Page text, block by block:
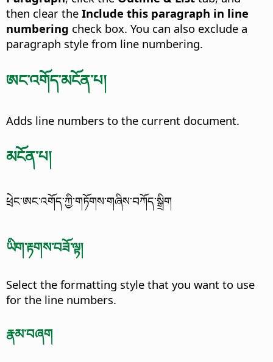
then clear the Include this paragraph in line
numbering check box. You can also exclude a
paragraph style from line numbering.
ཨང་འགོད་མངོན་པ།
Adds line numbers to the current document.
མངོན་པ།
ཕྲེང་ཨང་འགོད་ཀྱི་གཏོགས་གཞིས་བཀོད་སྒྲིག
ཡིག་རྟགས་བཟོ་ལྟ།
Select the formatting style that you want to use
for the line numbers.
རྣམ་བཞག